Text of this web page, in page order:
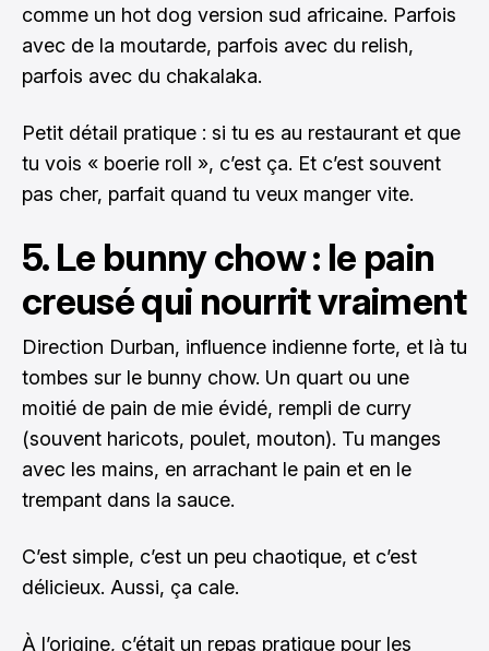
comme un hot dog version sud africaine. Parfois
avec de la moutarde, parfois avec du relish,
parfois avec du chakalaka.
Petit détail pratique : si tu es au restaurant et que
tu vois « boerie roll », c’est ça. Et c’est souvent
pas cher, parfait quand tu veux manger vite.
5. Le bunny chow : le pain
creusé qui nourrit vraiment
Direction Durban, influence indienne forte, et là tu
tombes sur le bunny chow. Un quart ou une
moitié de pain de mie évidé, rempli de curry
(souvent haricots, poulet, mouton). Tu manges
avec les mains, en arrachant le pain et en le
trempant dans la sauce.
C’est simple, c’est un peu chaotique, et c’est
délicieux. Aussi, ça cale.
À l’origine, c’était un repas pratique pour les